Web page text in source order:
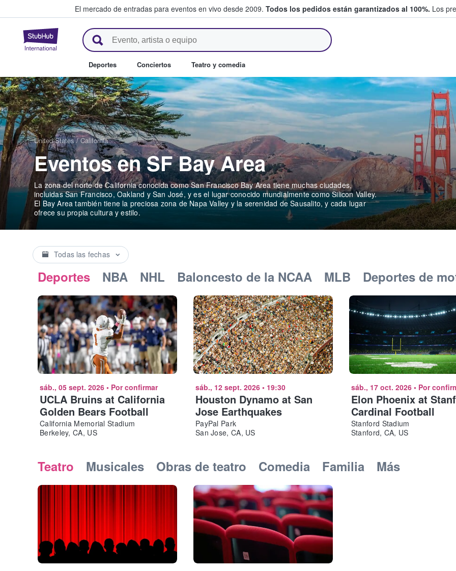
El mercado de entradas para eventos en vivo desde 2009. Todos los pedidos están garantizados al 100%. Los
StubHub: compra y venta de entradas entre fans
Deportes Conciertos Teatro y comedia
United States / California
Eventos en SF Bay Area
La zona del norte de California conocida como San Francisco Bay Area tiene muchas ciudades,
incluidas San Francisco, Oakland y San José, y es el lugar conocido mundialmente como Silicon Valley.
El Bay Area también tiene la preciosa zona de Napa Valley y la serenidad de Sausalito, y cada lugar
ofrece su propia cultura y estilo.
Todas las fechas
Deportes NBA NHL Baloncesto de la NCAA MLB Deportes de
sáb., 05 sept. 2026 • Por confirmar
UCLA Bruins at California
Golden Bears Football
California Memorial Stadium
Berkeley, CA, US
sáb., 12 sept. 2026• 19:30
Houston Dynamo at San
Jose Earthquakes
PayPal Park
San Jose, CA, US
sáb., 17 oct. 2026• Por
Elon Phoenix at
Cardinal Football
Stanford Stadium
Stanford, CA, US
Teatro Musicales Obras de teatro Comedia Familia Más